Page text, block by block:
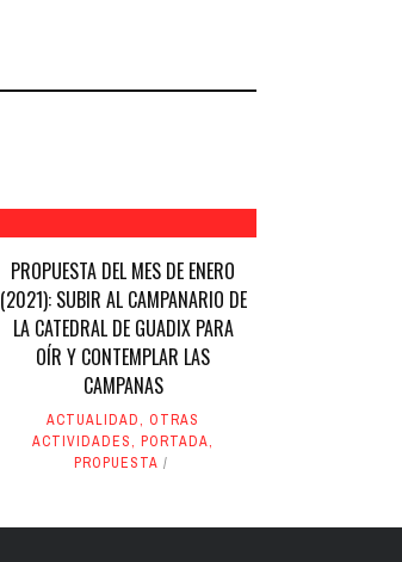
PROPUESTA DEL MES DE ENERO
(2021): SUBIR AL CAMPANARIO DE
LA CATEDRAL DE GUADIX PARA
OÍR Y CONTEMPLAR LAS
CAMPANAS
ACTUALIDAD, OTRAS
ACTIVIDADES,PORTADA,
PROPUESTA